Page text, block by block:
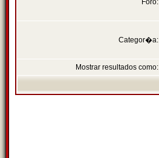
Foro:
Categor�a:
Mostrar resultados como: